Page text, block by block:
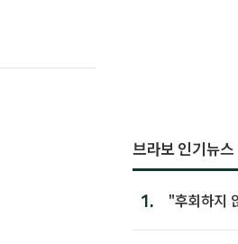
브라보 인기뉴스
1.
"후회하지